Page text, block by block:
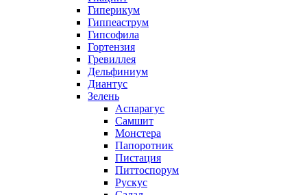
Гиперикум
Гиппеаструм
Гипсофила
Гортензия
Гревиллея
Дельфиниум
Диантус
Зелень
Аспарагус
Самшит
Монстера
Папоротник
Пистация
Питтоспорум
Рускус